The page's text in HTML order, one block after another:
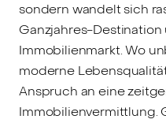
sondern wandelt sich
Ganzjahres-
Immobilienmarkt. Wo
moderne
Anspruch an eine
Immobilienvermittlung.